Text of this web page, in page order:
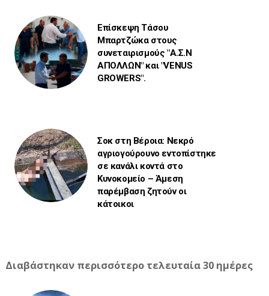
Επίσκεψη Τάσου
Μπαρτζώκα στους
συνεταιρισμούς "Α.Σ.Ν
ΑΠΟΛΛΩΝ" και "VENUS
GROWERS".
Σοκ στη Βέροια: Νεκρό
αγριογούρουνο εντοπίστηκε
σε κανάλι κοντά στο
Κυνοκομείο – Άμεση
παρέμβαση ζητούν οι
κάτοικοι
Διαβάστηκαν περισσότερο τελευταία 30 ημέρες